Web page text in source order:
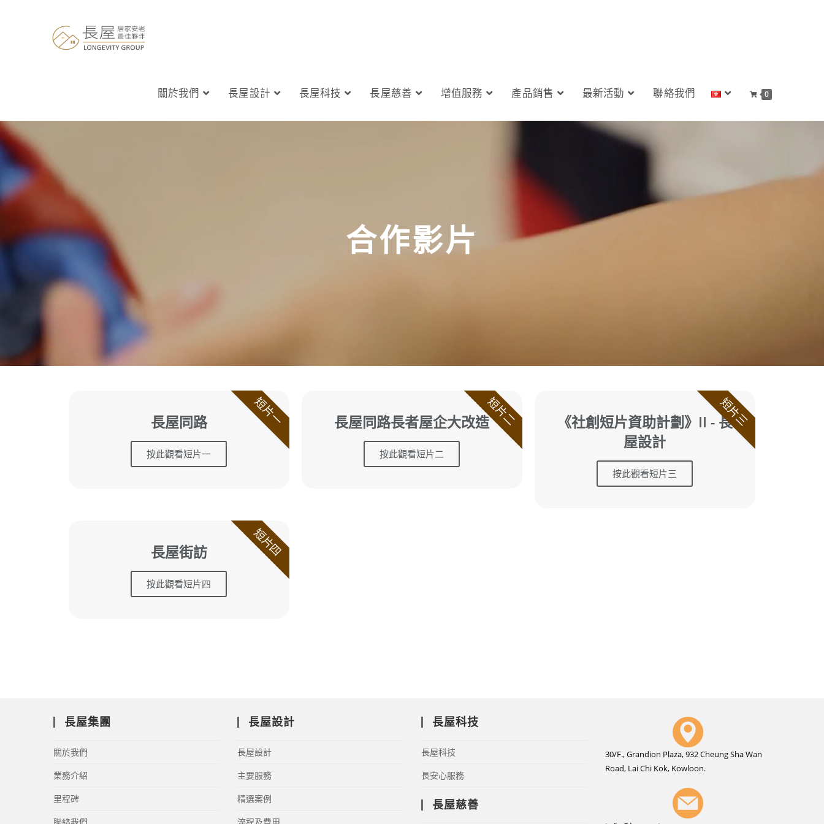
關於我們 長屋設計 長屋科技 長屋慈善 增值服務 產品銷售 最新活動 聯絡我們 0
合作影片
長屋同路
按此觀看短片一
短片一 長屋同路長者屋企大改造
按此觀看短片二
短片二
《社創短片資助計劃》II - 長
屋設計
按此觀看短片三
短片三
長屋街訪
按此觀看短片四
短片四
長屋集團
關於我們
業務介紹
里程碑
長屋設計
長屋設計
主要服務
精選案例
長屋科技
長屋科技
長安心服務
長屋慈善
30/F., Grandion Plaza, 932 Cheung Sha Wan
Road, Lai Chi Kok, Kowloon.